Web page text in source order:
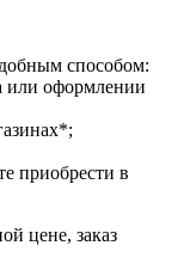
способом:
или оформлении
*;
приобрести в
цене, заказ